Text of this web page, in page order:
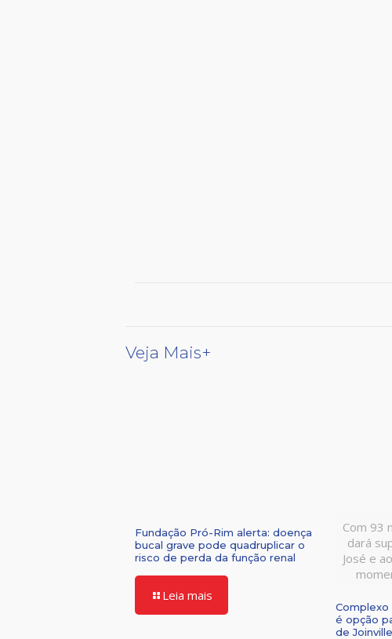
Veja Mais+
Fundação Pró-Rim alerta: doença
bucal grave pode quadruplicar o
risco de perda da função renal
Leia mais
Com 93
dará
José e
Complexo
é opção
de Joinville